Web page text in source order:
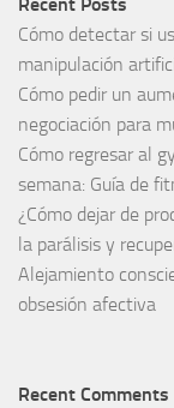
Cómo detectar si
manipulación
Cómo pedir un
negociación para
Cómo regresar al
semana: Guía de
¿Cómo dejar de
la parálisis y
Alejamiento
obsesión afectiva
Recent Comments